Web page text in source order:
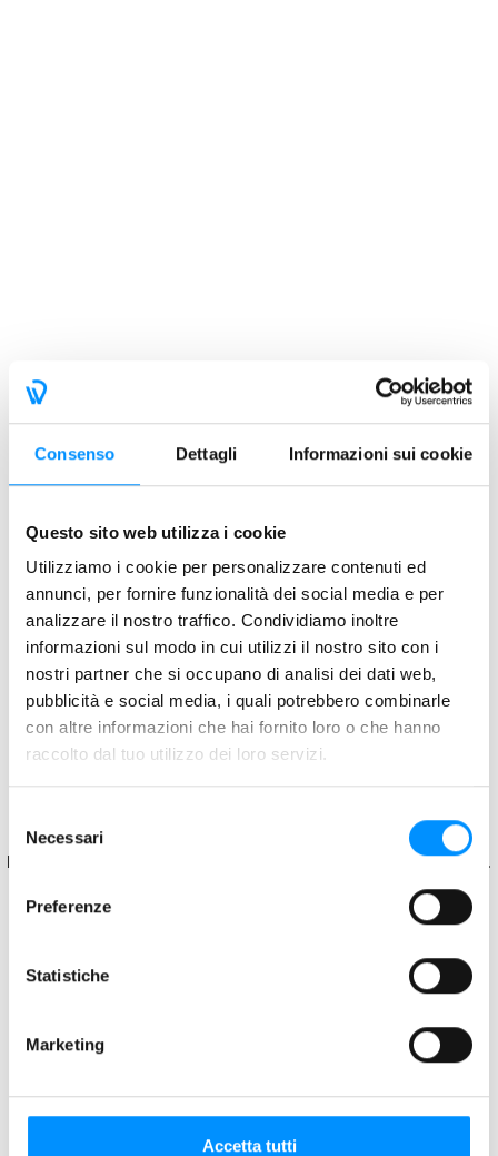
Consenso Dettagli Informazioni sui cookie
Questo sito web utilizza i cookie
Utilizziamo i cookie per personalizzare contenuti ed
annunci, per fornire funzionalità dei social media e per
analizzare il nostro traffico. Condividiamo inoltre
informazioni sul modo in cui utilizzi il nostro sito con i
nostri partner che si occupano di analisi dei dati web,
pubblicità e social media, i quali potrebbero combinarle
con altre informazioni che hai fornito loro o che hanno
raccolto dal tuo utilizzo dei loro servizi.
del
consenso
Necessari
Preferenze
Statistiche
Marketing
Accetta tutti
Application error: a client-side exception has occurred
while
loading
(see the browser console for more information) .